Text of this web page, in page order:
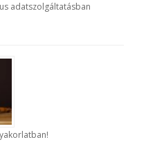
adatszolgáltatásban